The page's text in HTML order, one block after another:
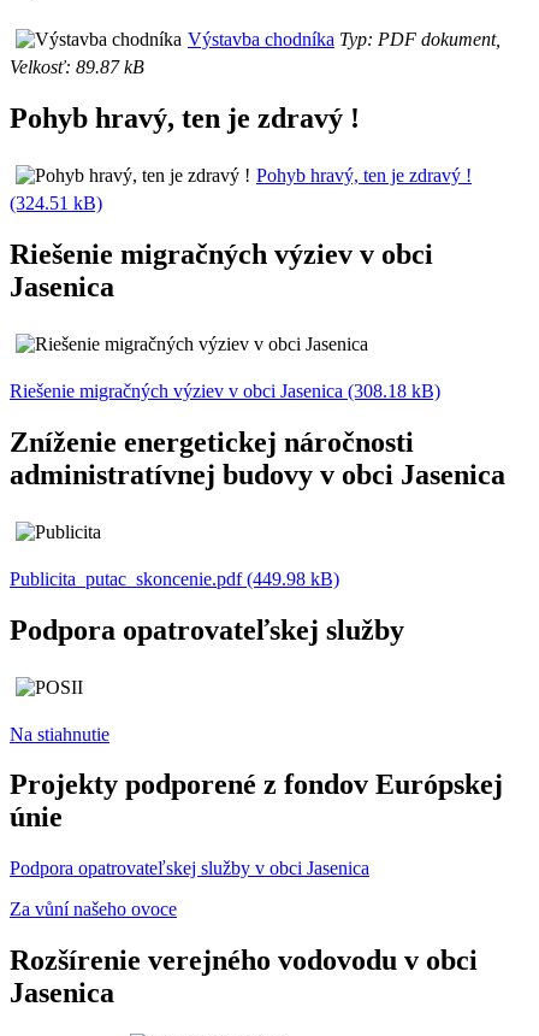
Výstavba chodníka Typ: PDF dokument,
Velkosť: 89.87 kB
Pohyb hravý, ten je zdravý !
Pohyb hravý, ten je zdravý !
(324.51 kB)
Riešenie migračných výziev v obci
Jasenica
Riešenie migračných výziev v obci Jasenica (308.18 kB)
Zníženie energetickej náročnosti
administratívnej budovy v obci Jasenica
Publicita_putac_skoncenie.pdf (449.98 kB)
Podpora opatrovateľskej služby
Na stiahnutie
Projekty podporené z fondov Európskej
únie
Podpora opatrovateľskej služby v obci Jasenica
Za vůní našeho ovoce
Rozšírenie verejného vodovodu v obci
Jasenica